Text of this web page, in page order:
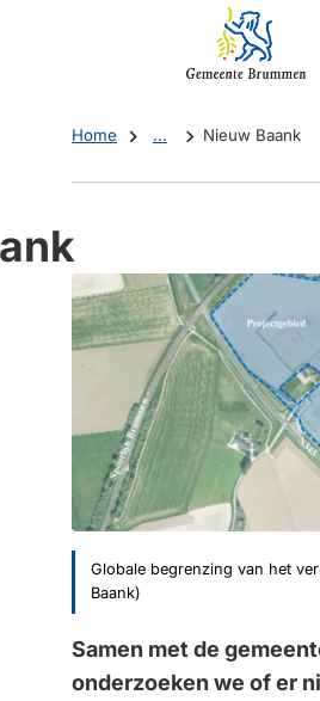
Mijn
Brummen
(Verwijst
naar
externe
Home ... Nieuw Baank
Globale begrenzing van het
Baank)
Samen met de
onderzoeken we of er